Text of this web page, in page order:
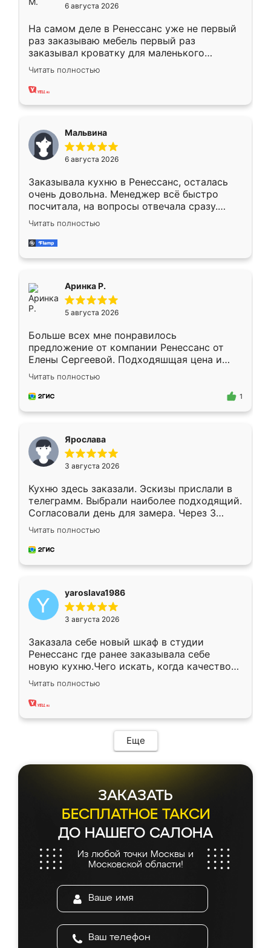
6 августа 2026
На самом деле в Ренессанс уже не первый
раз заказываю мебель первый раз
заказывал кроватку для маленького
ребёнка при его рождении ,во второй раз
заказал шкаф-купе. По качеству очень
хорошее сборка достаточно быстрая,
меньше, здесь же он более разнообразный.
Мне нравится ,если что-то потребуется из
мебели буду заказывать только здесь.
Читать полностью
Мальвина
6 августа 2026
Заказывала кухню в Ренессанс, осталась
очень довольна. Менеджер всё быстро
посчитала, на вопросы отвечала сразу.
Замерщик приехал в субботу, подошёл к
делу со всей ответственностью. Собрали
за день, ребята работали аккуратно, даже
Читать полностью
Аринка Р.
5 августа 2026
Больше всех мне понравилось
предложение от компании Ренессанс от
Елены Сергеевой. Подходяшщая цена и
короткие сроки изготовления. Приехавший
для замера сотрудник Владислав
предложил по моему эскизу самый
Читать полностью
1
Ярослава
3 августа 2026
Кухню здесь заказали. Эскизы прислали в
телеграмм. Выбрали наиболее подходящий.
Согласовали день для замера. Через 3
недели кухня была уже готова. Остались
довольны работой. Спасибо Ренессанс
мебель за качественную работу!
Читать полностью
yaroslava1986
3 августа 2026
Заказала себе новый шкаф в студии
Ренессанс где ранее заказывала себе
новую кухню.Чего искать, когда качеством
вполне довольна. Служит кухня уже почти
два года, нареканий нет.
Читать полностью
Еще
ЗАКАЗАТЬ
БЕСПЛАТНОЕ ТАКСИ
ДО НАШЕГО САЛОНА
Из любой точки Москвы и
Московской области!